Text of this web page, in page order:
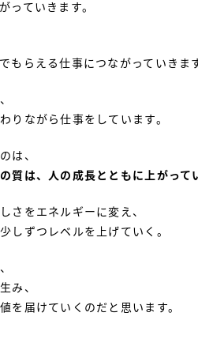
っていきます。
もらえる仕事につながっていきます
りながら仕事をしています。
は、
質は、人の成長とともに上がって
さをエネルギーに変え、
しずつレベルを上げていく。
み、
を届けていくのだと思います。